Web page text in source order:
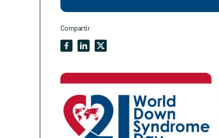
Compartir